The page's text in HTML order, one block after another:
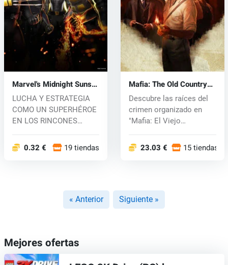
Marvel's Midnight Suns
(PC)key
LUCHA Y ESTRATEGIA
COMO UN SUPERHÉROE
EN LOS RINCONES
UNIVERSO...
0.32 € 19 tiendas
Mafia: The Old Country
(PC) key
Descubre las raíces del
crimen organizado en
"Mafia: El Viejo
23.03 € 15 tiendas
« Anterior Siguiente »
Mejores ofertas